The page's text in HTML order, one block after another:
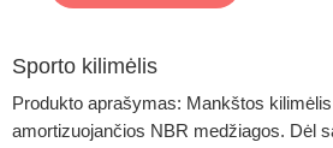
Sporto kilimėlis
Produkto aprašymas: Mankštos kilimėlis
amortizuojančios NBR medžiagos. Dėl